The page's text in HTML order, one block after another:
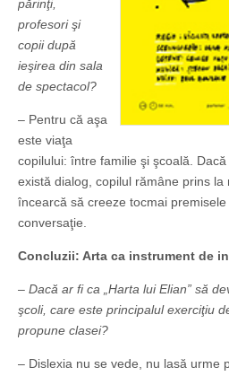
părinţi,
profesori şi
copii după
ieşirea din sala
de spectacol?
– Pentru că aşa
este viaţa
copilului: între familie şi şcoală.
există dialog, copilul rămâne prins la
încearcă să creeze tocmai
conversaţie.
Concluzii: Arta ca instrument de
– Dacă ar fi ca „Harta lui Elian” să
şcoli, care este principalul exerciţiu
propune clasei?
– Dislexia nu se vede, nu lasă urme